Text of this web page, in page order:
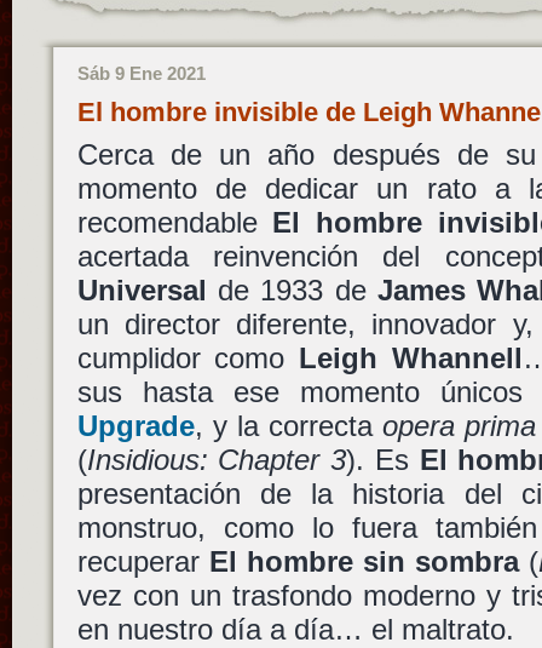
Sáb 9 Ene 2021
El hombre invisible de Leigh
Cerca de un año después de
momento de dedicar un rato a
recomendable El hombre
acertada reinvención del
Universal de 1933 de James
un director diferente, innovador
cumplidor como Leigh Whannell
sus hasta ese momento
Upgrade, y la correctaopera prima
(Insidious: Chapter 3). Es El
presentación de la historia del
monstruo, como lo fuera
recuperar El hombre sin sombra(
vez con un trasfondo moderno y
en nuestro día a día… el maltrato.